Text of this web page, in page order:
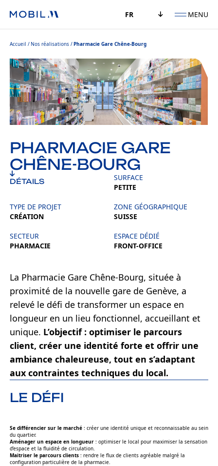
FR MENU
Accueil Nos réalisations Pharmacie Gare Chêne-Bourg
PHARMACIE GARE
CHÊNE-BOURG
DÉTAILS
SURFACE
PETITE
TYPE DE PROJET
CRÉATION
ZONE GÉOGRAPHIQUE
SUISSE
SECTEUR
PHARMACIE
ESPACE DÉDIÉ
FRONT-OFFICE
La Pharmacie Gare Chêne-Bourg, située à
proximité de la nouvelle gare de Genève, a
relevé le défi de transformer un espace en
longueur en un lieu fonctionnel, accueillant et
unique. L’objectif : optimiser le parcours
client, créer une identité forte et offrir une
ambiance chaleureuse, tout en s’adaptant
aux contraintes techniques du local.
LE DÉFI
Se différencier sur le marché : créer une identité unique et reconnaissable au sein
du quartier.
Aménager un espace en longueur : optimiser le local pour maximiser la sensation
d’espace et la fluidité de circulation.
Maitriser le parcours clients : rendre le flux de clients agréable malgré la
configuration particulière de la pharmacie.